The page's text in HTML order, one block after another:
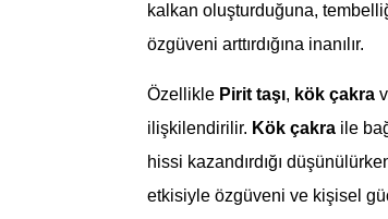
kalkan oluşturduğuna,
özgüveni arttırdığına inanılır.
Özellikle Pirit taşı, kök çakra
ilişkilendirilir. Kök çakraile
hissi kazandırdığı
etkisiyle özgüveni ve kişisel